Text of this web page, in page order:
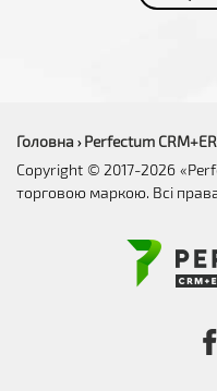
Головна › Perfectum
Copyright © 2017-2026
торговою маркою. Всі